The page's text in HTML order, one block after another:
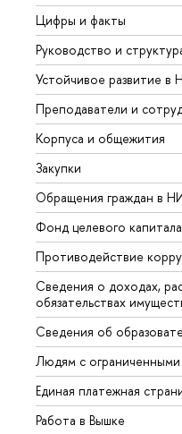
Цифры и факты
Руководство и
Устойчивое развитие
Преподаватели и
Корпуса и общежития
Закупки
Обращения граждан в
Фонд целевого капитала
Противодействие
Сведения о доходах,
обязательствах
Сведения об
Людям с
Единая платежная
Работа в Вышке